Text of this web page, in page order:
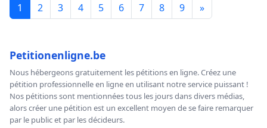
1 2 3 4 5 6 7 8 9 »
Petitionenligne.be
Nous hébergeons gratuitement les pétitions en ligne. Créez une
pétition professionnelle en ligne en utilisant notre service puissant !
Nos pétitions sont mentionnées tous les jours dans divers médias,
alors créer une pétition est un excellent moyen de se faire remarquer
par le public et par les décideurs.